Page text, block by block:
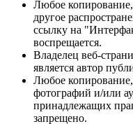
Любое
другое
ссылку на
воспрещается.
Владелец веб-
является автор
Любое копирование,
фотографий и/или
принадлежащих
запрещено.